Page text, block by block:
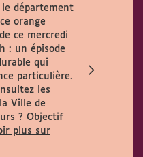
le département
orange
ce mercredi
: un épisode
qui
particulière.
les
Ville de
? Objectif
plus sur